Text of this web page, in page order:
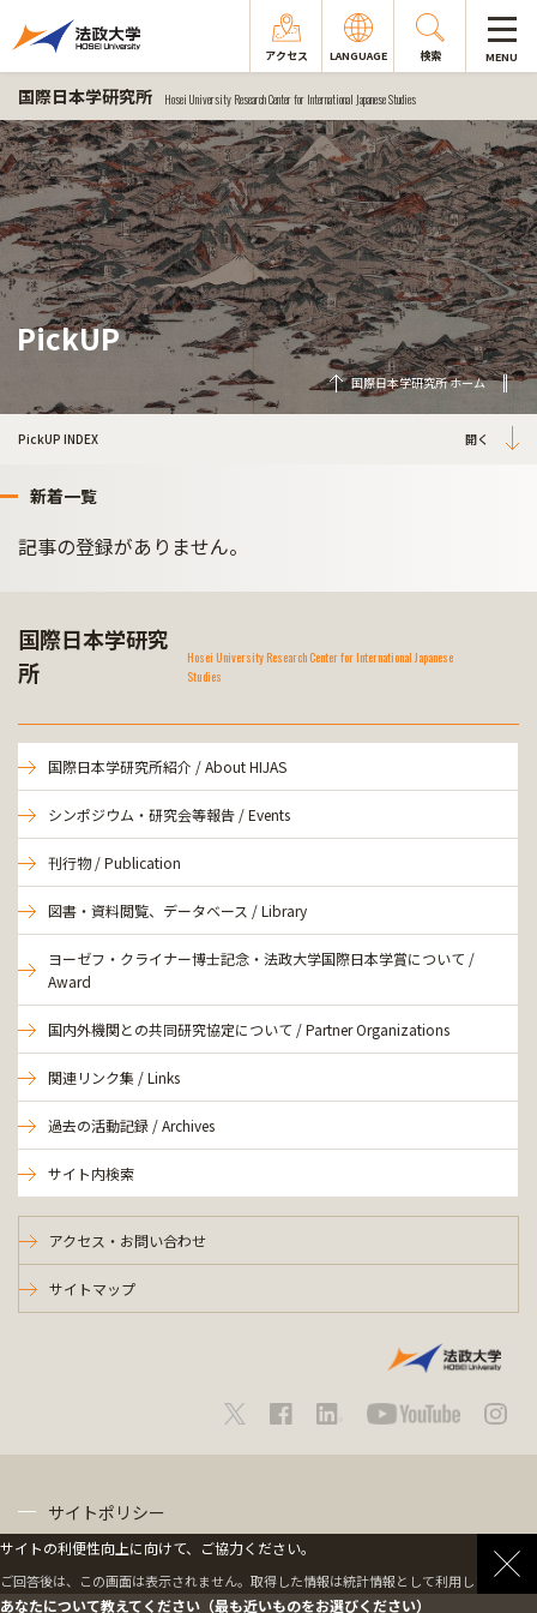
アクセス LANGUAGE 検索 MENU
国際日本学研究所 Hosei University Research Center for International Japanese Studies
PickUP
国際日本学研究所 ホーム
PickUP INDEX
新着一覧
記事の登録がありません。
国際日本学研究
所
Hosei University Research Center for International Japanese
Studies
国際日本学研究所紹介 / About HIJAS
シンポジウム・研究会等報告 / Events
刊行物 / Publication
図書・資料閲覧、データベース / Library
ヨーゼフ・クライナー博士記念・法政大学国際日本学賞について /
Award
国内外機関との共同研究協定について / Partner Organizations
関連リンク集 / Links
過去の活動記録 / Archives
サイト内検索
アクセス・お問い合わせ
サイトマップ
サイトポリシー
サイトの利便性向上に向けて、ご協力ください。
ご回答後は、この画面は表示されません。取得した情報は統計情報として利用します。
あなたについて教えてください（最も近いものをお選びください）